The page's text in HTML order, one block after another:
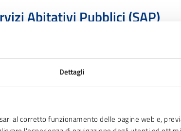
Dettagli
al corretto funzionamento delle pagine web e,
Abitativi Pubblici (SAP)
nella sezione Documenti in fondo alla pagina.
(SAT)
pubblico per un periodo di tempo provvisorio.